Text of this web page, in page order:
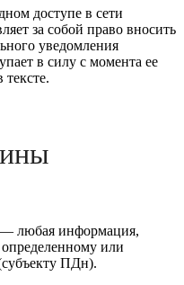
доступе в сети
за собой право вносить
уведомления
в силу с момента ее
— любая информация,
или
ПДн).